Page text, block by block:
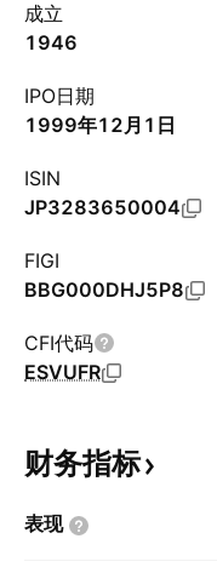
成立
1946
IPO日期
1999年12月1日
ISIN
JP3283650004
FIGI
BBG000DHJ5P8
CFI代码
ESVUFR
财务指标
表现